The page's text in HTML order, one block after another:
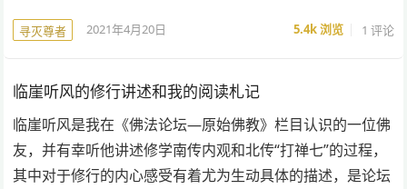
寻灭尊者 2021年4月20日 5.4k浏览 1 评论
临崖听风的修行讲述和我的阅读札记
临崖听风是我在《佛法论坛—原始佛教》栏目认识的一位佛
友，并有幸听他讲述修学南传内观和北传“打禅七”的过程，
其中对于修行的内心感受有着尤为生动具体的描述，是论坛